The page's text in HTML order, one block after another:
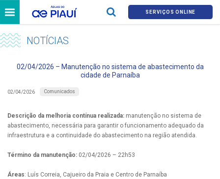
SERVIÇOS ONLINE
NOTÍCIAS
02/04/2026 – Manutenção no sistema de abastecimento da
cidade de Parnaíba
02/04/2026 Comunicados
Descrição da melhoria contínua realizada: manutenção no sistema de
abastecimento, necessária para garantir o funcionamento adequado da
infraestrutura e a continuidade do abastecimento na região atendida.
Término da manutenção: 02/04/2026 – 22h53
Áreas: Luís Correia, Cajueiro da Praia e Centro de Parnaíba